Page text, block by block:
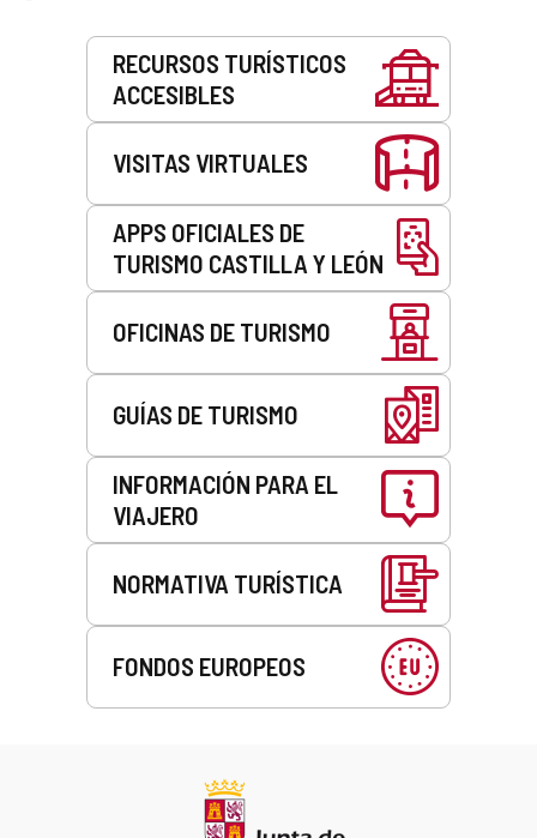
electrónico
RECURSOS TURÍSTICOS
ACCESIBLES
VISITAS VIRTUALES
APPS OFICIALES DE
TURISMO CASTILLA Y LEÓN
OFICINAS DE TURISMO
GUÍAS DE TURISMO
INFORMACIÓN PARA EL
VIAJERO
NORMATIVA TURÍSTICA
FONDOS EUROPEOS